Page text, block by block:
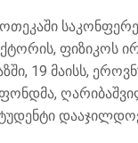
ფიზიკოს
19 მაისს,